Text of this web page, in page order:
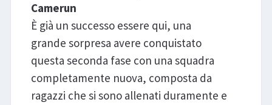
Camerun
È già un successo essere qui, una
grande sorpresa avere conquistato
questa seconda fase con una squadra
completamente nuova, composta da
ragazzi che si sono allenati duramente e